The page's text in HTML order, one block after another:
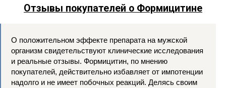
Отзывы покупателей о Формицитине
О положительном эффекте препарата на мужской
организм свидетельствуют клинические исследования
и реальные отзывы. Формицитин, по мнению
покупателей, действительно избавляет от импотенции
надолго и не имеет побочных реакций. Делясь своим